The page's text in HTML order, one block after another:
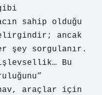
sahip olduğu
ancak
şey sorgulanır.
Bu
araçlar için